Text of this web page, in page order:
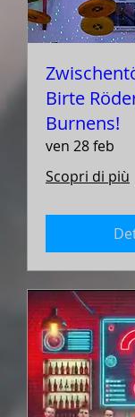
Birte
Burnens!
ven 28 feb
Scopri di più